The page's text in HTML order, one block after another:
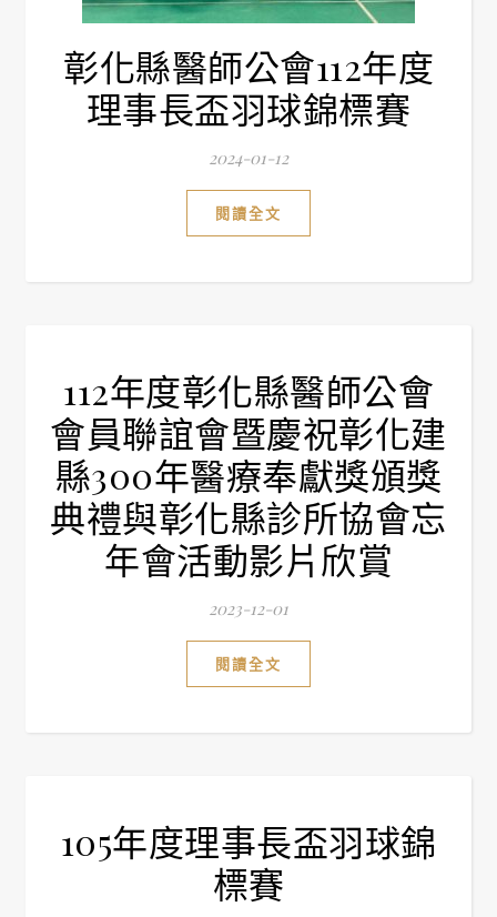
彰化縣醫師公會112年度
理事長盃羽球錦標賽
2024-01-12
閱讀全文
112年度彰化縣醫師公會
會員聯誼會暨慶祝彰化建
縣300年醫療奉獻獎頒獎
典禮與彰化縣診所協會忘
年會活動影片欣賞
2023-12-01
閱讀全文
105年度理事長盃羽球錦
標賽